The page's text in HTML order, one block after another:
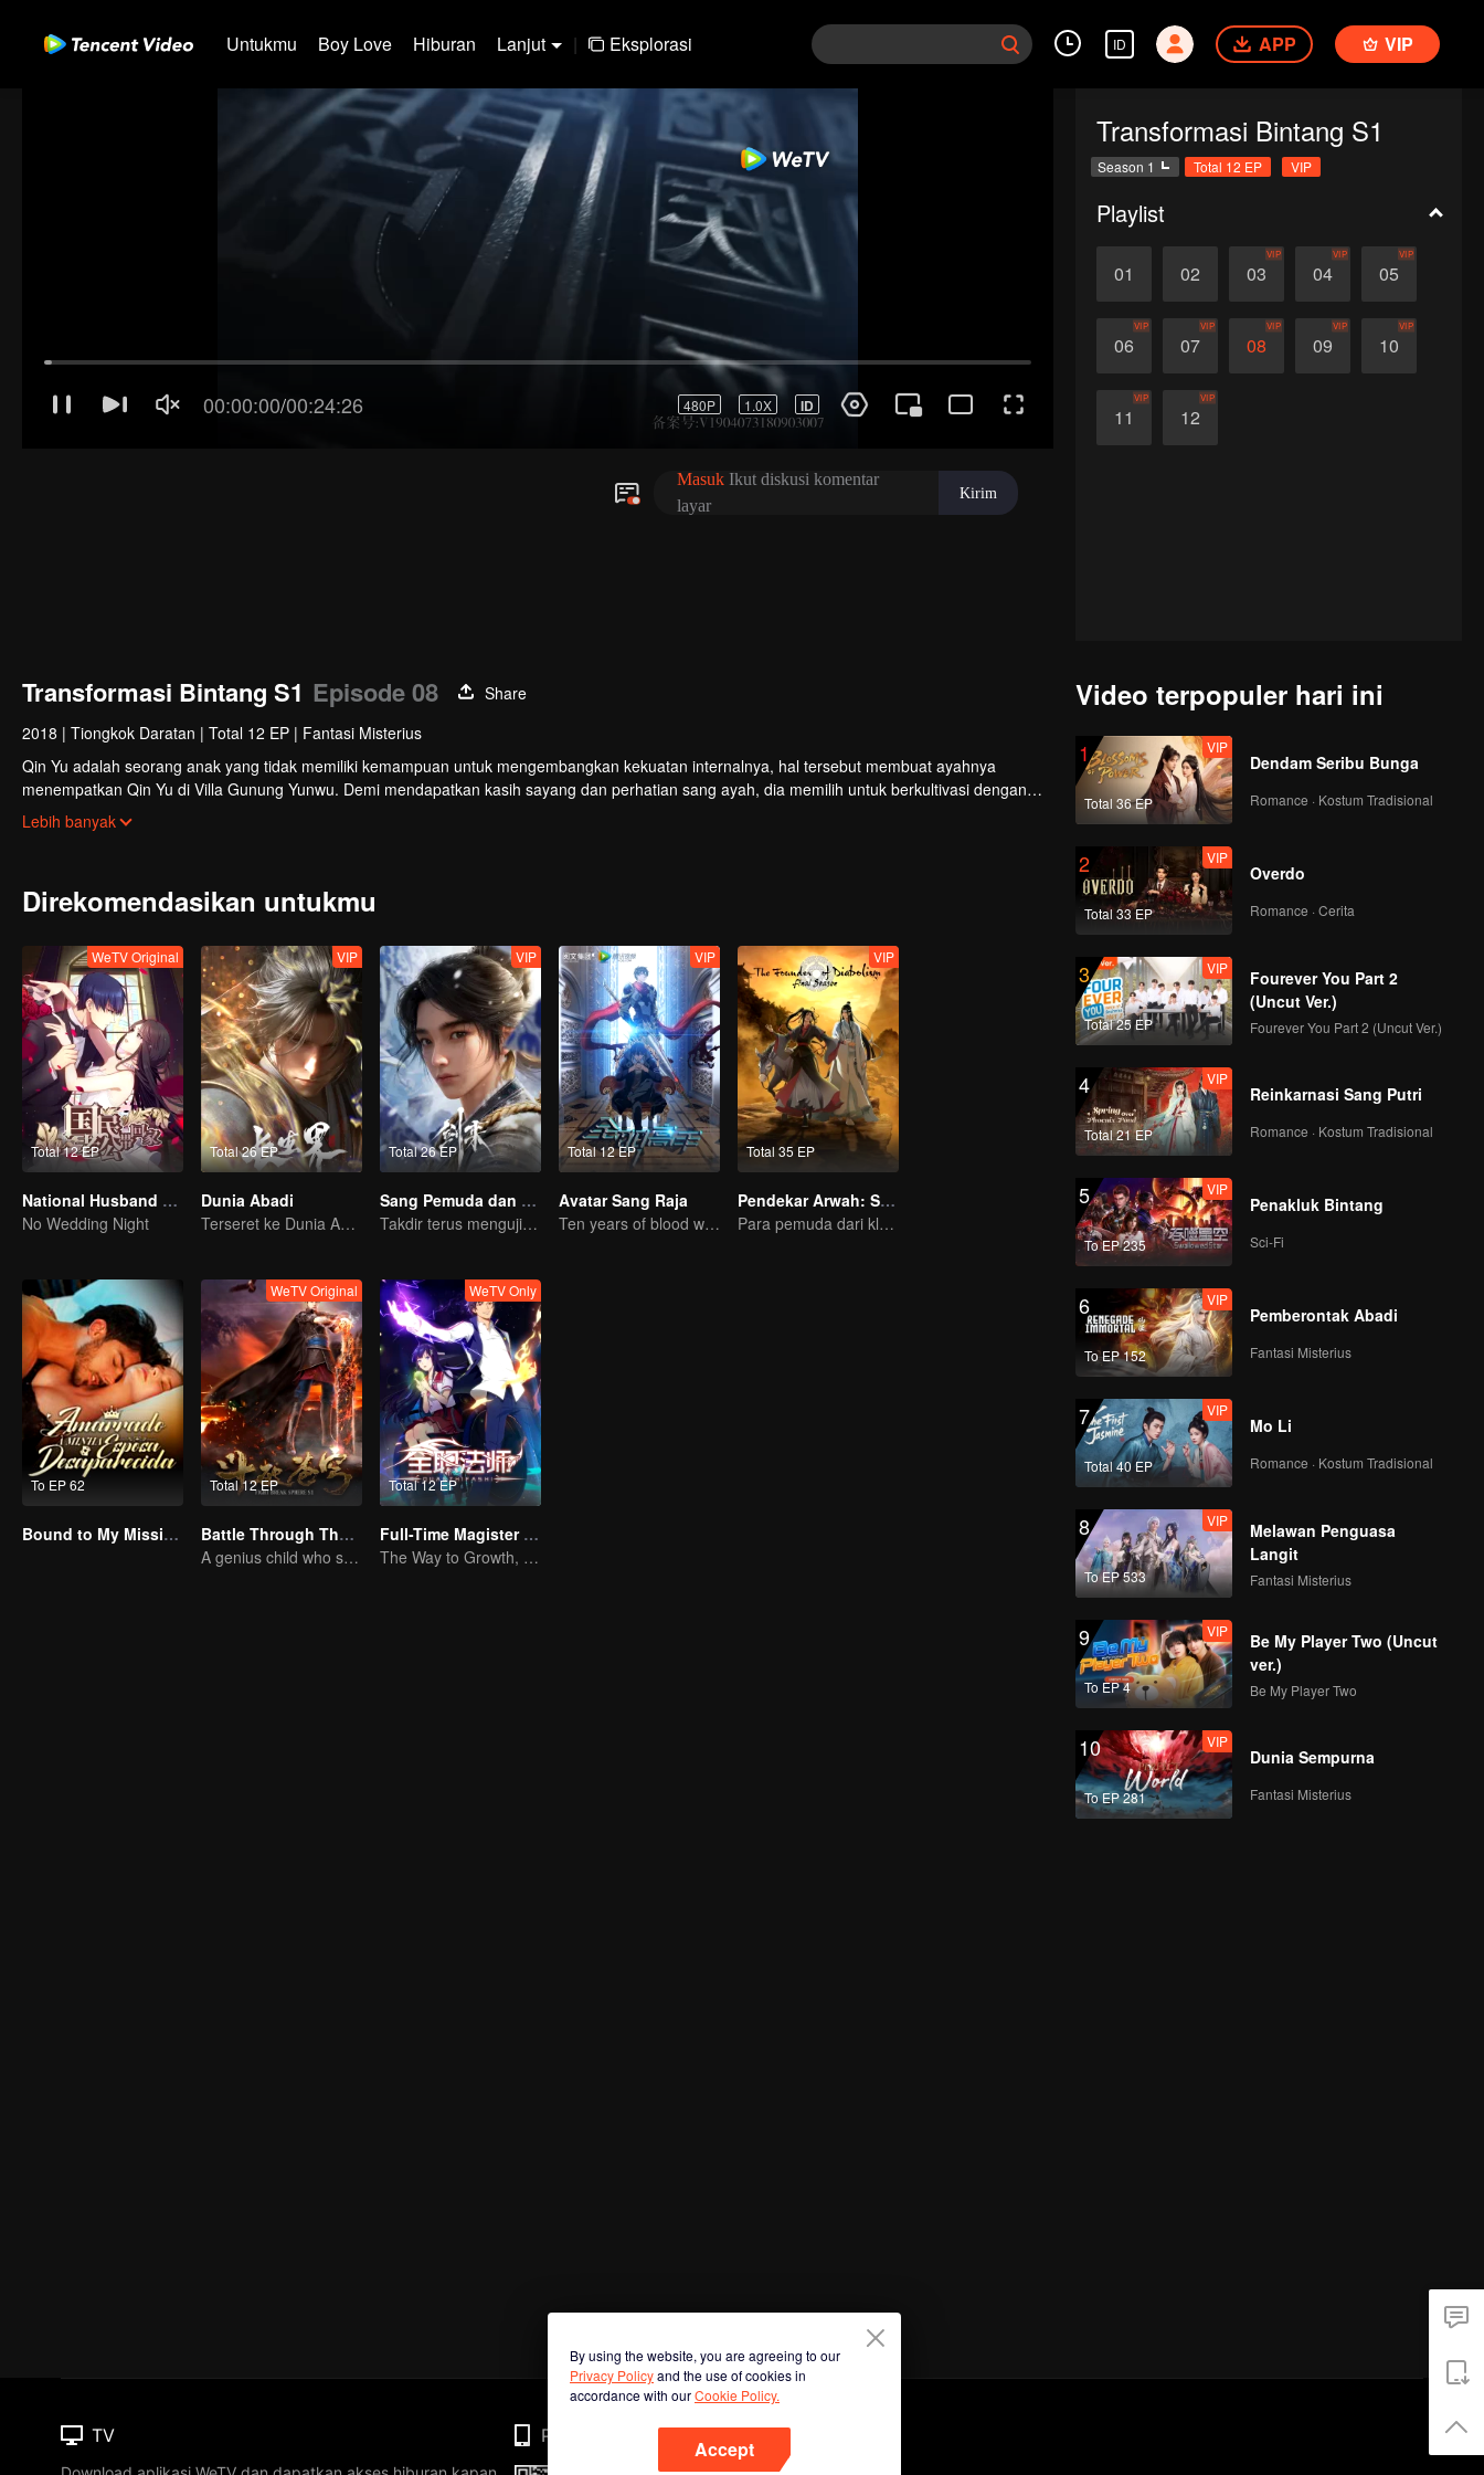
Untukmu Boy Love Hiburan Lanjut | Eksplorasi ID APP VIP
Transformasi Bintang S1
Season 1 Total 12 EP VIP
Playlist
01 02 03
VIP
04
VIP
05
VIP
06
VIP
07
VIP
08
VIP
09
VIP
10
VIP
11
VIP
12
VIP
Transformasi Bintang S1 Episode 08
Share
2018 | Tiongkok Daratan | Total 12 EP | Fantasi Misterius
Qin Yu adalah seorang anak yang tidak memiliki kemampuan untuk mengembangkan kekuatan internalnya, hal tersebut membuat ayahnya
menempatkan Qin Yu di Villa Gunung Yunwu. Demi mendapatkan kasih sayang dan perhatian sang ayah, dia memilih untuk berkultivasi dengan
keras di bawah bimbingan gurunya, Zhao Yunxing. Suatu ketika jatuhlah sebuah bintang yang menyerupai air mata, bintang tersebut kemudian
masuk ke tubuh Qin Yu dan menyatu dengannya yang membuat kultivasi Qin Yu berkembang dengan pesat. Bagaimanakah nasib Qin Yu setelah
Lebih banyak
Direkomendasikan untukmu
Total 12 EP
WeTV Original
National Husband Bring Home SS1
No Wedding Night
Total 26 EP
VIP
Dunia Abadi
Terseret ke Dunia Abadi, gimana nasib Xiao Chen?
Total 26 EP
VIP
Sang Pemuda dan Pedang Takdir
Takdir terus mengujinya, bagaimana cara dia bertahan?
Total 12 EP
VIP
Avatar Sang Raja
Ten years of blood writing esports brilliant
Total 35 EP
VIP
Pendekar Arwah: S1 - S3
Para pemuda dari klan pembudidaya, bersatu melawan kejahatan demi kedamaian bersama
To EP 62
Bound to My Missing Wife
Total 12 EP
WeTV Original
Battle Through The Heavens
A genius child who suddenly loses all his powers
Total 12 EP
WeTV Only
Full-Time Magister SS1
The Way to Growth, Encouragement and Self-improvement
Video terpopuler hari ini
1
Total 36 EP
VIP
Dendam Seribu Bunga
Romance · Kostum Tradisional
2
Total 33 EP
VIP
Overdo
Romance · Cerita
3
Total 25 EP
VIP
Fourever You Part 2
(Uncut Ver.)
Fourever You Part 2 (Uncut Ver.)
4
Total 21 EP
VIP
Reinkarnasi Sang Putri
Romance · Kostum Tradisional
5
To EP 235
VIP
Penakluk Bintang
Sci-Fi
6
To EP 152
VIP
Pemberontak Abadi
Fantasi Misterius
7
Total 40 EP
VIP
Mo Li
Romance · Kostum Tradisional
8
To EP 533
VIP
Melawan Penguasa
Langit
Fantasi Misterius
9
To EP 4
VIP
Be My Player Two (Uncut
ver.)
Be My Player Two
10
To EP 281
VIP
Dunia Sempurna
Fantasi Misterius
By using the website, you are agreeing to our
Privacy Policyand the use of cookies in
accordance with ourCookie Policy.
Accept
TV Phone